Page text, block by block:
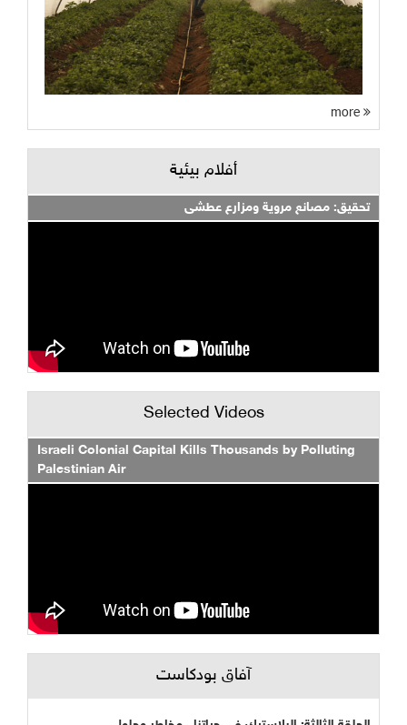
أفلام بيئية
تحقيق: مصانع مروية ومزارع عطشى
Selected Videos
Israeli Colonial Capital Kills Thousands by Polluting
Palestinian Air
آفاق بودكاست